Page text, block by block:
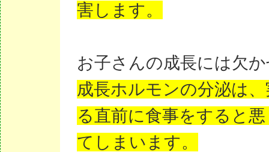
害します。
お子さんの成長には欠
成長ホルモンの分泌は
る直前に食事をすると
てしまいます。